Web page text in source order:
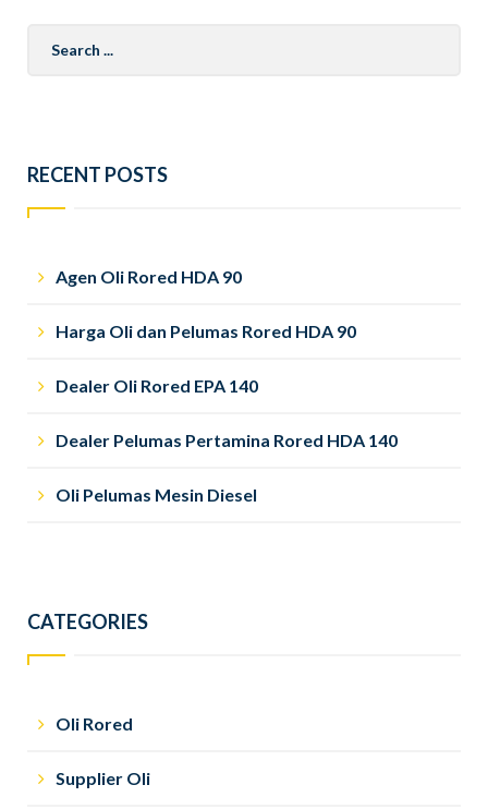
for:
RECENT POSTS
Agen Oli Rored HDA 90
Harga Oli dan Pelumas Rored HDA 90
Dealer Oli Rored EPA 140
Dealer Pelumas Pertamina Rored HDA 140
Oli Pelumas Mesin Diesel
CATEGORIES
Oli Rored
Supplier Oli